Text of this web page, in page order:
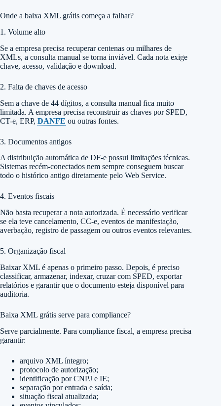
Onde a baixa XML grátis começa a falhar?
1. Volume alto
Se a empresa precisa recuperar centenas ou milhares de
XMLs, a consulta manual se torna inviável. Cada nota exige
chave, acesso, validação e download.
2. Falta de chaves de acesso
Sem a chave de 44 dígitos, a consulta manual fica muito
limitada. A empresa precisa reconstruir as chaves por SPED,
CT-e, ERP, DANFE ou outras fontes.
3. Documentos antigos
A distribuição automática de DF-e possui limitações técnicas.
Sistemas recém-conectados nem sempre conseguem buscar
todo o histórico antigo diretamente pelo Web Service.
4. Eventos fiscais
Não basta recuperar a nota autorizada. É necessário verificar
se ela teve cancelamento, CC-e, eventos de manifestação,
averbação, registro de passagem ou outros eventos relevantes.
5. Organização fiscal
Baixar XML é apenas o primeiro passo. Depois, é preciso
classificar, armazenar, indexar, cruzar com SPED, exportar
relatórios e garantir que o documento esteja disponível para
auditoria.
Baixa XML grátis serve para compliance?
Serve parcialmente. Para compliance fiscal, a empresa precisa
garantir:
arquivo XML íntegro;
protocolo de autorização;
identificação por CNPJ e IE;
separação por entrada e saída;
situação fiscal atualizada;